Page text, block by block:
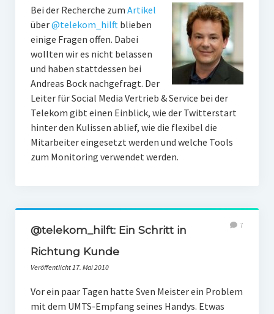
Bei der Recherche zum Artikel
über@telekom_hilftblieben
einige Fragen offen. Dabei
wollten wir es nicht belassen
und haben stattdessen bei
Andreas Bock nachgefragt. Der
Leiter für Social Media Vertrieb & Service bei der
Telekom gibt einen Einblick, wie der Twitterstart
hinter den Kulissen ablief, wie die flexibel die
Mitarbeiter eingesetzt werden und welche Tools
zum Monitoring verwendet werden.
@telekom_hilft: Ein Schritt in
Richtung Kunde
Veröffentlicht 17. Mai 2010
7
Vor ein paar Tagen hatte Sven Meister ein Problem
mit dem UMTS-Empfang seines Handys. Etwas